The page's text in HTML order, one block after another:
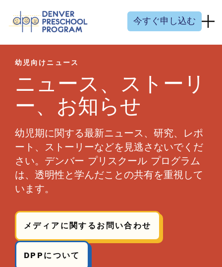
今すぐ申し込む
幼児向けニュース
ニュース、ストーリ
ー、お知らせ
幼児期に関する最新ニュース、研究、レポ
ート、ストーリーなどを見逃さないでくだ
さい。デンバー プリスクール プログラム
は、透明性と学んだことの共有を重視して
います。
メディアに関するお問い合わせ
DPPについて